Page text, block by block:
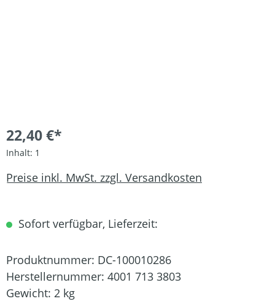
22,40 €*
Inhalt: 1
Preise inkl. MwSt. zzgl. Versandkosten
Sofort verfügbar, Lieferzeit:
Produktnummer: DC-100010286
Herstellernummer: 4001 713 3803
Gewicht: 2 kg